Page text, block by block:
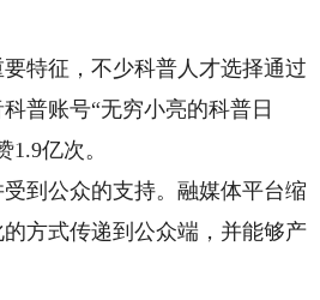
特征，不少科普人才选择通过
普账号“无穷小亮的科普日
亿次。
到公众的支持。融媒体平台缩
方式传递到公众端，并能够产